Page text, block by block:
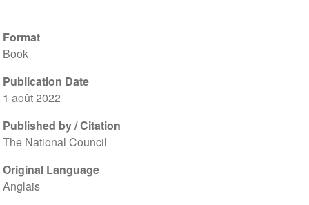
Format
Book
Publication Date
1 août 2022
Published by / Citation
The National Council
Original Language
Anglais